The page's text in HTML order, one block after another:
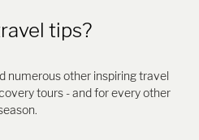
tips?
numerous other inspiring travel
tours - and for every other